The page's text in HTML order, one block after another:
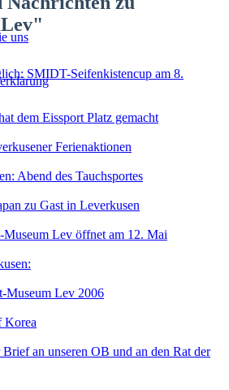
uns
SMIDT-Seifenkistencup am 8.
dem Eissport Platz gemacht
Ferienaktionen
Abend des Tauchsportes
zu Gast in Leverkusen
Museum Lev öffnet am 12. Mai
Museum Lev 2006
Korea
an unseren OB und an den Rat der